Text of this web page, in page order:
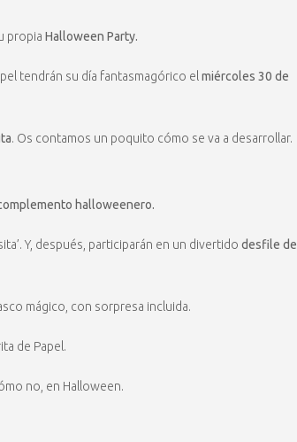
propia Halloween Party.
tendrán su día fantasmagórico elmiércoles 30 de
. Os contamos un poquito cómo se va a desarrollar.
halloweenero.
Y, después, participarán en un divertido desfile de
mágico, con sorpresa incluida.
de Papel.
no, en Halloween.